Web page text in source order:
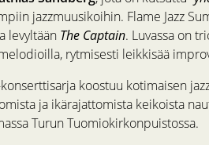
jazzmuusikoihin. Flame Jazz
levyltään The Captain. Luvassa on
rytmisesti leikkisää
konserttisarja koostuu kotimaisen
ja ikärajattomista keikoista
Turun Tuomiokirkonpuistossa.